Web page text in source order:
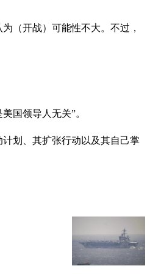
（开战）可能性不大。不过，
国领导人无关”。
划、其扩张行动以及其自己掌